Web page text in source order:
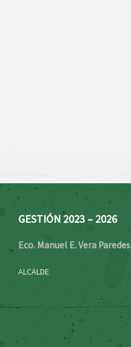
GESTIÓN 2023 – 2026
Eco. Manuel E. Vera Paredes
ALCALDE